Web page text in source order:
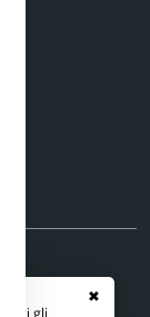
✖
tutti gli